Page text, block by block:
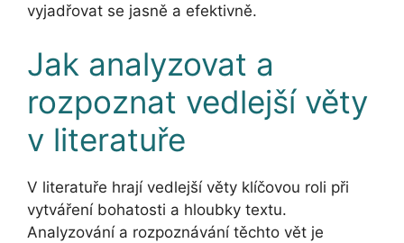
vyjadřovat se jasně a efektivně.
Jak analyzovat a
rozpoznat vedlejší věty
v literatuře
V literatuře hrají vedlejší věty klíčovou roli při
vytváření bohatosti a hloubky textu.
Analyzování a rozpoznávání těchto vět je